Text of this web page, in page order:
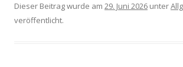
Dieser Beitrag wurde am 29. Juni 2026 unter
veröffentlicht.